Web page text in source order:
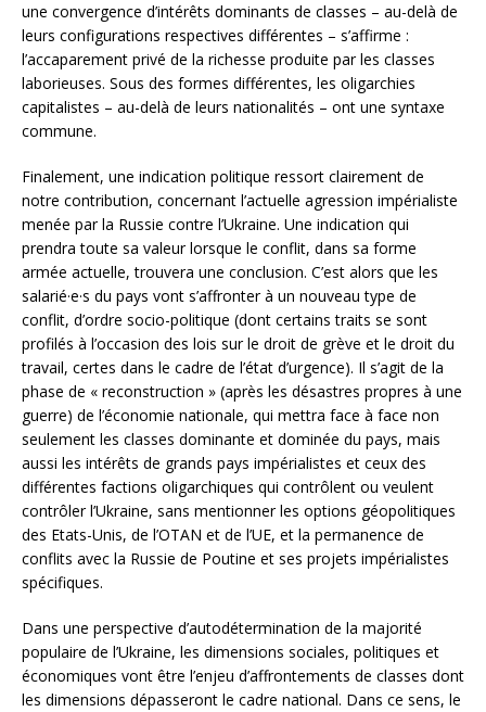
une convergence d’intérêts dominants de classes – au-delà de
leurs configurations respectives différentes – s’affirme :
l’accaparement privé de la richesse produite par les classes
laborieuses. Sous des formes différentes, les oligarchies
capitalistes – au-delà de leurs nationalités – ont une syntaxe
commune.
Finalement, une indication politique ressort clairement de
notre contribution, concernant l’actuelle agression impérialiste
menée par la Russie contre l’Ukraine. Une indication qui
prendra toute sa valeur lorsque le conflit, dans sa forme
armée actuelle, trouvera une conclusion. C’est alors que les
salarié·e·s du pays vont s’affronter à un nouveau type de
conflit, d’ordre socio-politique (dont certains traits se sont
profilés à l’occasion des lois sur le droit de grève et le droit du
travail, certes dans le cadre de l’état d’urgence). Il s’agit de la
phase de « reconstruction » (après les désastres propres à une
guerre) de l’économie nationale, qui mettra face à face non
seulement les classes dominante et dominée du pays, mais
aussi les intérêts de grands pays impérialistes et ceux des
différentes factions oligarchiques qui contrôlent ou veulent
contrôler l’Ukraine, sans mentionner les options géopolitiques
des Etats-Unis, de l’OTAN et de l’UE, et la permanence de
conflits avec la Russie de Poutine et ses projets impérialistes
spécifiques.
Dans une perspective d’autodétermination de la majorité
populaire de l’Ukraine, les dimensions sociales, politiques et
économiques vont être l’enjeu d’affrontements de classes dont
les dimensions dépasseront le cadre national. Dans ce sens, le